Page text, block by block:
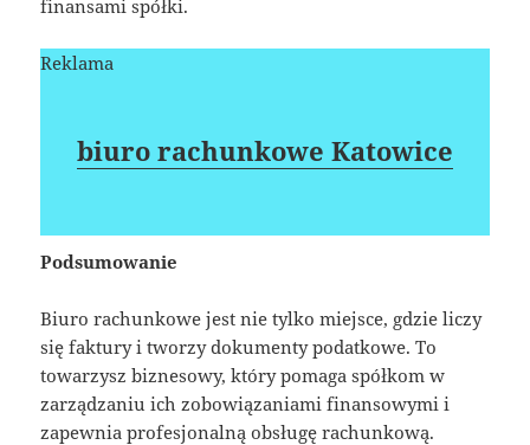
finansami spółki.
Reklama
biuro rachunkowe Katowice
Podsumowanie
Biuro rachunkowe jest nie tylko miejsce, gdzie liczy
się faktury i tworzy dokumenty podatkowe. To
towarzysz biznesowy, który pomaga spółkom w
zarządzaniu ich zobowiązaniami finansowymi i
zapewnia profesjonalną obsługę rachunkową.